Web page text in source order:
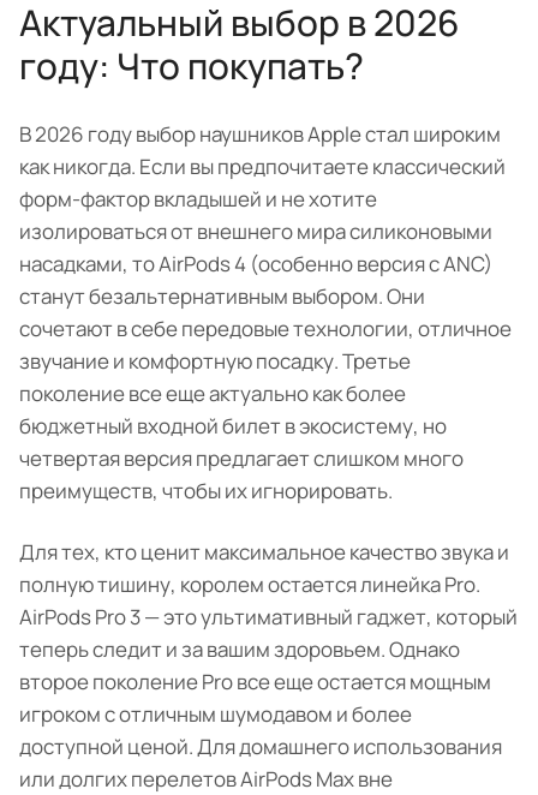
Актуальный выбор в 2026
году: Что покупать?
В 2026 году выбор наушников Apple стал широким
как никогда. Если вы предпочитаете классический
форм-фактор вкладышей и не хотите
изолироваться от внешнего мира силиконовыми
насадками, то AirPods 4 (особенно версия с ANC)
станут безальтернативным выбором. Они
сочетают в себе передовые технологии, отличное
звучание и комфортную посадку. Третье
поколение все еще актуально как более
бюджетный входной билет в экосистему, но
четвертая версия предлагает слишком много
преимуществ, чтобы их игнорировать.
Для тех, кто ценит максимальное качество звука и
полную тишину, королем остается линейка Pro.
AirPods Pro 3 — это ультимативный гаджет, который
теперь следит и за вашим здоровьем. Однако
второе поколение Pro все еще остается мощным
игроком с отличным шумодавом и более
доступной ценой. Для домашнего использования
или долгих перелетов AirPods Max вне